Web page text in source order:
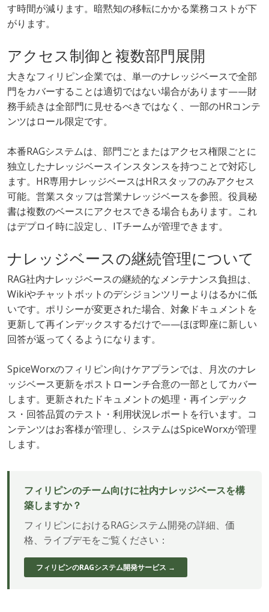
す時間が減ります。暗黙知の移転にかかる業務コストが下
がります。
アクセス制御と複数部門展開
大きなフィリピン企業では、単一のナレッジベースで全部
門をカバーすることは適切ではない場合があります——財
務手続きは全部門に見せるべきではなく、一部のHRコンテ
ンツはロール限定です。
本番RAGシステムは、部門ごとまたはアクセス権限ごとに
独立したナレッジベースインスタンスを持つことで対応し
ます。HR専用ナレッジベースはHRスタッフのみアクセス
可能。営業スタッフは営業ナレッジベースを参照。役員秘
書は複数のベースにアクセスできる場合もあります。これ
はデプロイ時に設定し、ITチームが管理できます。
ナレッジベースの継続管理について
RAG社内ナレッジベースの継続的なメンテナンス負担は、
Wikiやチャットボットのデシジョンツリーよりはるかに低
いです。ポリシーが変更された場合、対象ドキュメントを
更新して再インデックスするだけで——ほぼ即座に新しい
回答が返ってくるようになります。
SpiceWorxのフィリピン向けケアプランでは、月次のナレ
ッジベース更新をポストローンチ合意の一部としてカバー
します。更新されたドキュメントの処理・再インデック
ス・回答品質のテスト・利用状況レポートを行います。コ
ンテンツはお客様が管理し、システムはSpiceWorxが管理
します。
フィリピンのチーム向けに社内ナレッジベースを構
築しますか？
フィリピンにおけるRAGシステム開発の詳細、価
格、ライブデモをご覧ください：
フィリピンのRAGシステム開発サービス →